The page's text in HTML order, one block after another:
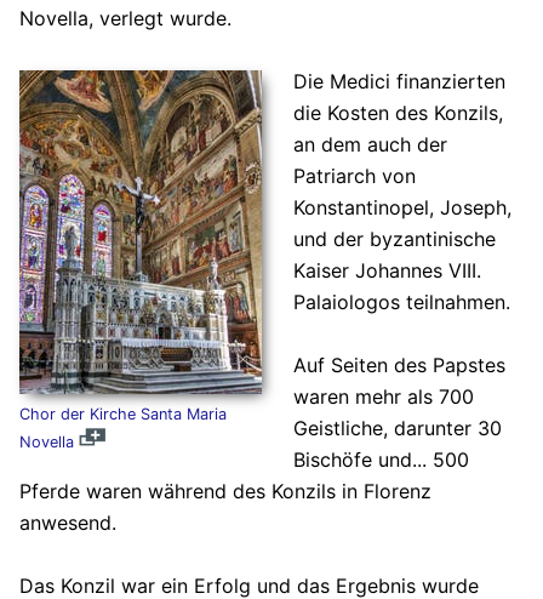
Novella, verlegt wurde.
Chor der Kirche Santa Maria
Novella
Die Medici finanzierten
die Kosten des Konzils,
an dem auch der
Patriarch von
Konstantinopel, Joseph,
und der byzantinische
Kaiser Johannes VIII.
Palaiologos teilnahmen.
Auf Seiten des Papstes
waren mehr als 700
Geistliche, darunter 30
Bischöfe und... 500
Pferde waren während des Konzils in Florenz
anwesend.
Das Konzil war ein Erfolg und das Ergebnis wurde